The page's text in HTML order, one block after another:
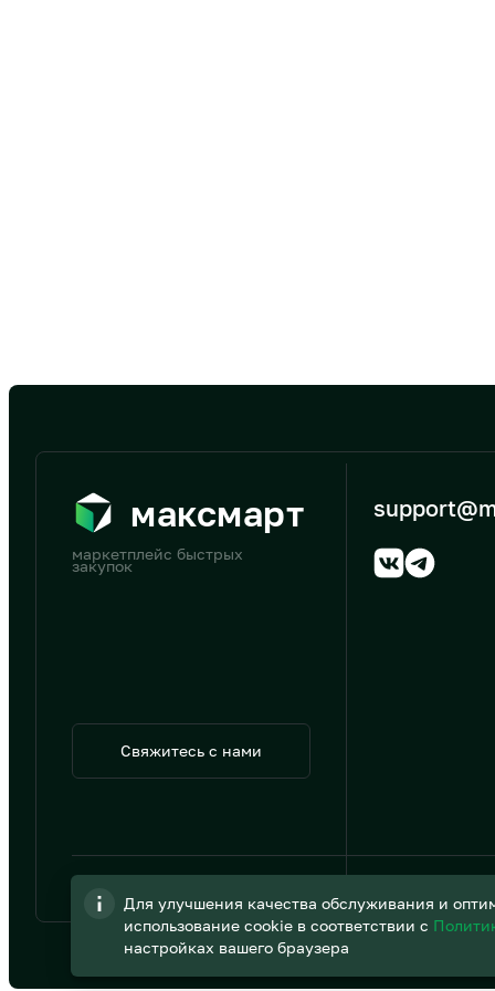
максмарт
маркетплейс быстрых
закупок
Свяжитесь с нами
Для улучшения качества обслуживания и
использование cookie в соответствии с
настройках вашего браузера